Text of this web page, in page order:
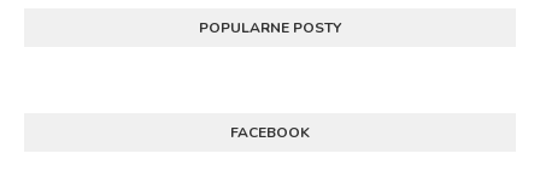
POPULARNE POSTY
FACEBOOK